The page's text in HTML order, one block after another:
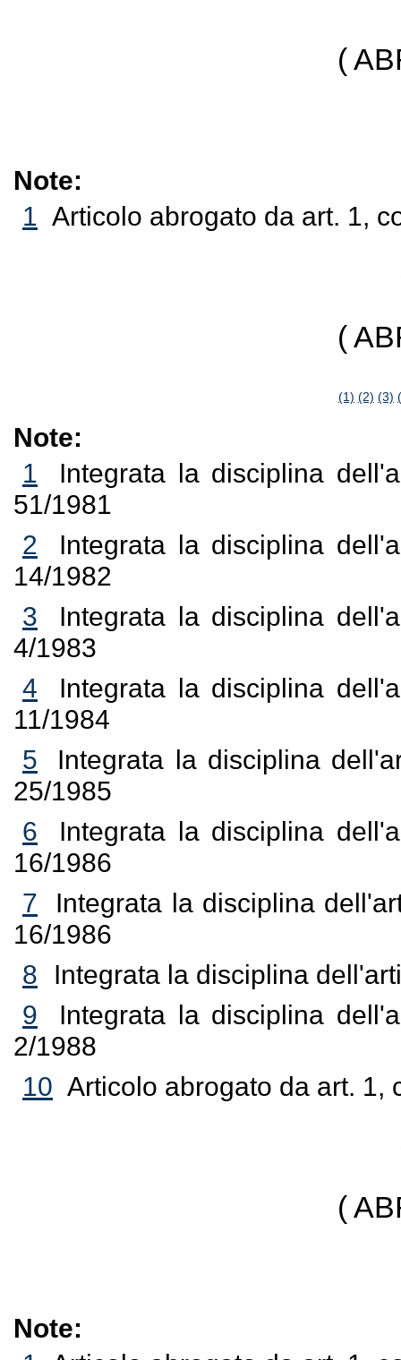
(
Note:
1 Articolo abrogato da art. 1,
(
(1) (2) (3)
Note:
1
Integrata la disciplina
51/1981
2
Integrata la disciplina
14/1982
3
Integrata la disciplina
4/1983
4
Integrata la disciplina
11/1984
5
Integrata la disciplina
25/1985
6
Integrata la disciplina
16/1986
7
Integrata la disciplina
16/1986
8
Integrata la disciplina
9
Integrata la disciplina
2/1988
10 Articolo abrogato da art. 1,
(
Note: